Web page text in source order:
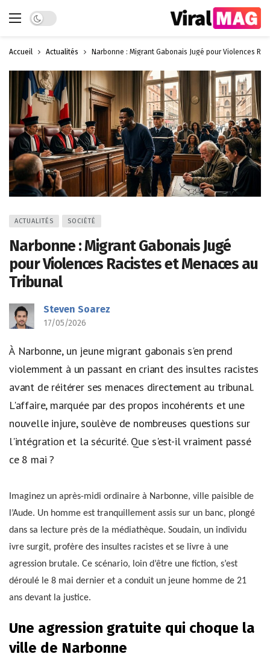
Dark mode
Accueil Actualités Narbonne : Migrant Gabonais Jugé pour Violences
ACTUALITÉS SOCIÉTÉ
Narbonne : Migrant Gabonais Jugé
pour Violences Racistes et Menaces au
Tribunal
Steven Soarez
17/05/2026
À Narbonne, un jeune migrant gabonais s'en prend
violemment à un passant en criant des insultes racistes
avant de réitérer ses menaces directement au tribunal.
L'affaire, marquée par des propos incohérents et une
nouvelle injure, soulève de nombreuses questions sur
l'intégration et la sécurité. Que s'est-il vraiment passé
ce 8 mai ?
Imaginez un après-midi ordinaire à Narbonne, ville paisible de
l’Aude. Un homme est tranquillement assis sur un banc, plongé
dans sa lecture près de la médiathèque. Soudain, un individu
ivre surgit, profère des insultes racistes et se livre à une
agression brutale. Ce scénario, loin d’être une fiction, s’est
déroulé le 8 mai dernier et a conduit un jeune homme de 21
ans devant la justice.
Une agression gratuite qui choque la
ville de Narbonne